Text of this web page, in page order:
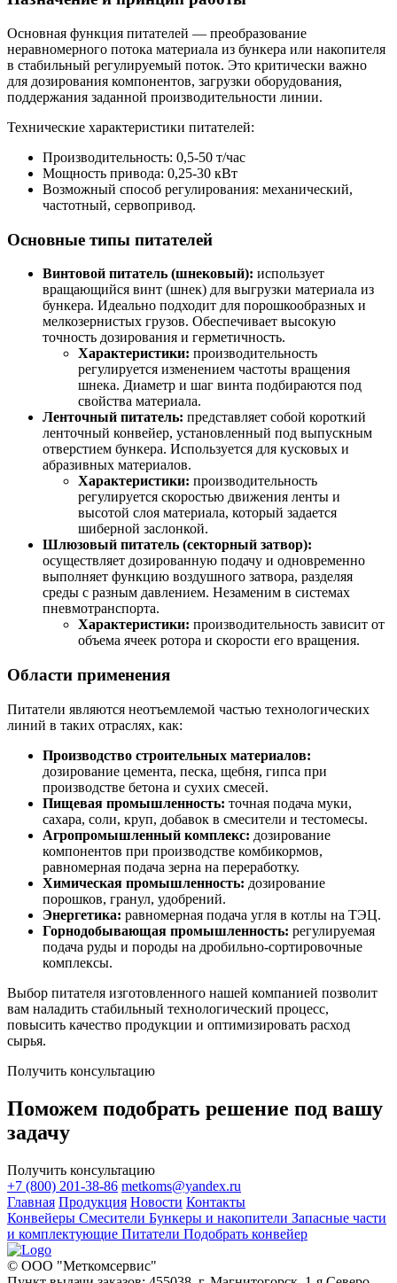
Основная функция питателей — преобразование
неравномерного потока материала из бункера или накопителя
в стабильный регулируемый поток. Это критически важно
для дозирования компонентов, загрузки оборудования,
поддержания заданной производительности линии.
Технические характеристики питателей:
Производительность: 0,5-50 т/час
Мощность привода: 0,25-30 кВт
Возможный способ регулирования: механический,
частотный, сервопривод.
Основные типы питателей
Винтовой питатель (шнековый): использует
вращающийся винт (шнек) для выгрузки материала из
бункера. Идеально подходит для порошкообразных и
мелкозернистых грузов. Обеспечивает высокую
точность дозирования и герметичность.
Характеристики: производительность
регулируется изменением частоты вращения
шнека. Диаметр и шаг винта подбираются под
свойства материала.
Ленточный питатель: представляет собой короткий
ленточный конвейер, установленный под выпускным
отверстием бункера. Используется для кусковых и
абразивных материалов.
Характеристики: производительность
регулируется скоростью движения ленты и
высотой слоя материала, который задается
шиберной заслонкой.
Шлюзовый питатель (секторный затвор):
осуществляет дозированную подачу и одновременно
выполняет функцию воздушного затвора, разделяя
среды с разным давлением. Незаменим в системах
пневмотранспорта.
Характеристики: производительность зависит от
объема ячеек ротора и скорости его вращения.
Области применения
Питатели являются неотъемлемой частью технологических
линий в таких отраслях, как:
Производство строительных материалов:
дозирование цемента, песка, щебня, гипса при
производстве бетона и сухих смесей.
Пищевая промышленность: точная подача муки,
сахара, соли, круп, добавок в смесители и тестомесы.
Агропромышленный комплекс: дозирование
компонентов при производстве комбикормов,
равномерная подача зерна на переработку.
Химическая промышленность: дозирование
порошков, гранул, удобрений.
Энергетика: равномерная подача угля в котлы на ТЭЦ.
Горнодобывающая промышленность: регулируемая
подача руды и породы на дробильно-сортировочные
комплексы.
Выбор питателя изготовленного нашей компанией позволит
вам наладить стабильный технологический процесс,
повысить качество продукции и оптимизировать расход
сырья.
Получить консультацию
Поможем подобрать решение под вашу
задачу
Получить консультацию
+7 (800) 201-38-86 metkoms@yandex.ru
Главная Продукция Новости Контакты
Конвейеры Смесители Бункеры и накопители Запасные части
и комплектующие Питатели Подобрать конвейер
© ООО "Меткомсервис"